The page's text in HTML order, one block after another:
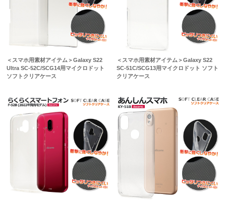
＜スマホ用素材アイテム＞Galaxy S22
Ultra SC-52C/SCG14用マイクロドット
ソフトクリアケース
＜スマホ用素材アイテム＞Galaxy S22
SC-51C/SCG13用マイクロドット ソフト
クリアケース